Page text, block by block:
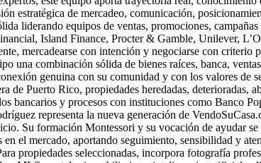
estratégica de mercadeo, comunicación,
liderando equipos de ventas, promociones, campañas
Island Finance, Procter & Gamble, Unilever,
mercadearse con intención y negociarse con criterio
una combinación sólida de bienes raíces, banca,
genuina con su comunidad y con los valores de
de Puerto Rico, propiedades heredadas, deterioradas,
bancarios y procesos con instituciones como Banco
representa la nueva generación de
Su formación Montessori y su vocación de ayudar
el mercado, aportando seguimiento, sensibilidad y
propiedades seleccionadas, incorpora fotografía